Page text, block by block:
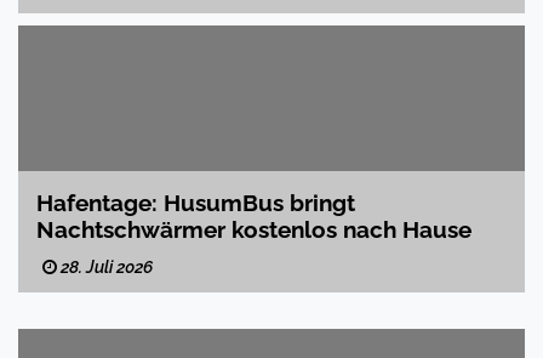
Hafentage: HusumBus bringt
Nachtschwärmer kostenlos nach Hause
28. Juli 2026